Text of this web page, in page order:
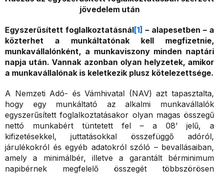
jövedelem után
Egyszerűsített foglalkoztatásnál[1] – alapesetben – a
közterhet a munkáltatónak kell megfizetnie,
munkavállalónként, a munkaviszony minden naptári
napja után. Vannak azonban olyan helyzetek, amikor
a munkavállalónak is keletkezik plusz kötelezettsége.
A Nemzeti Adó- és Vámhivatal (NAV) azt tapasztalta,
hogy egy munkáltató az alkalmi munkavállalók
egyszerűsített foglalkoztatásakor olyan magas összegű
nettó munkabért tüntetett fel – a 08’ jelű, a
kifizetésekkel, juttatásokkal összefüggő adóról,
járulékokról és egyéb adatokról szóló – bevallásaiban,
amely a minimálbér, illetve a garantált bérminimum
napibérnek megfelelő összegét többszörösen